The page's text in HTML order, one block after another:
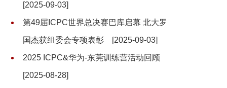
[2025-09-03]
第49届ICPC世界总决赛巴库启幕 北大罗
国杰获组委会专项表彰 [2025-09-03]
2025 ICPC&华为-东莞训练营活动回顾
[2025-08-28]